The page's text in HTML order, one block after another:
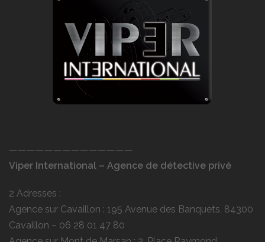
——————————————
Viper International – Agence de détective privé
2 Adresses :
Agence sur Cavaillon : 195 Avenue des Banquets, 84300
Cavaillon – 06 28 01 47 80